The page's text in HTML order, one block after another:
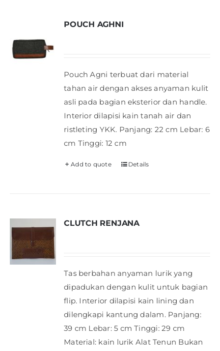
POUCH AGHNI
Pouch Agni terbuat dari material
tahan air dengan akses anyaman kulit
asli pada bagian eksterior dan handle.
Interior dilapisi kain tanah air dan
ristleting YKK. Panjang: 22 cm Lebar: 6
cm Tinggi: 12 cm
Add to quote Details
CLUTCH RENJANA
Tas berbahan anyaman lurik yang
dipadukan dengan kulit untuk bagian
flip. Interior dilapisi kain lining dan
dilengkapi kantung dalam. Panjang:
39 cm Lebar: 5 cm Tinggi: 29 cm
Material: kain lurik Alat Tenun Bukan